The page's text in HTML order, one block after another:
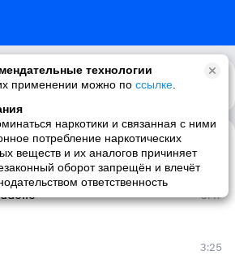
технологии
применении можно по ссылке
наркотики и связанная с ними
потребление наркотических
веществ и их аналогов причиняет
оборот запрещён и влечёт
ответственность
3:47
3:25